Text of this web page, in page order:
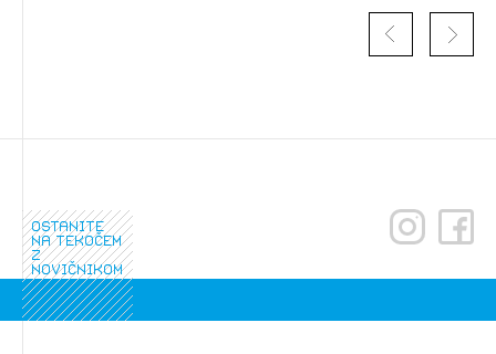
ostanite
na tekočem
z
novičnikom